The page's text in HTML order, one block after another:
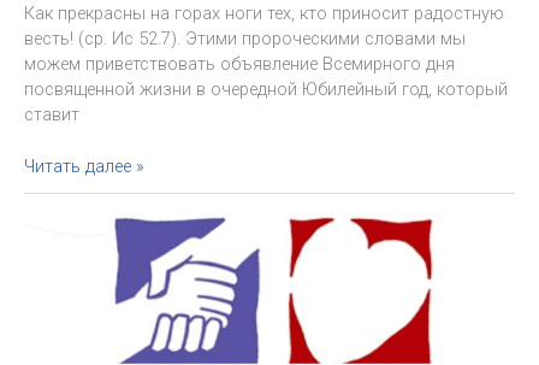
Как прекрасны на горах ноги тех, кто приносит радостную
весть! (ср. Ис 52.7). Этими пророческими словами мы
можем приветствовать объявление Всемирного дня
посвященной жизни в очередной Юбилейный год, который
ставит
«Монашествующие
и
Читать далее »